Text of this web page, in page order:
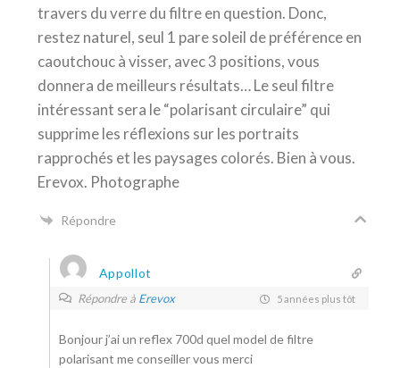
travers du verre du filtre en question. Donc,
restez naturel, seul 1 pare soleil de préférence en
caoutchouc à visser, avec 3 positions, vous
donnera de meilleurs résultats… Le seul filtre
intéressant sera le “polarisant circulaire” qui
supprime les réflexions sur les portraits
rapprochés et les paysages colorés. Bien à vous.
Erevox. Photographe
Répondre
Appollot
Répondre à Erevox 5 années plus tôt
Bonjour j’ai un reflex 700d quel model de filtre
polarisant me conseiller vous merci